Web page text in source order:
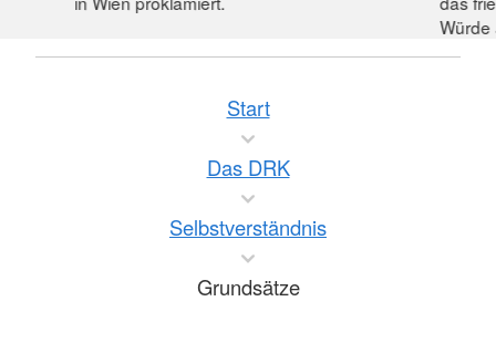
Würde
Start
Das DRK
Selbstverständnis
Grundsätze